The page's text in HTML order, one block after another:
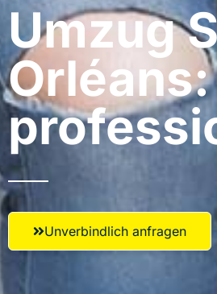
Umzug
Unverbindlich anfragen